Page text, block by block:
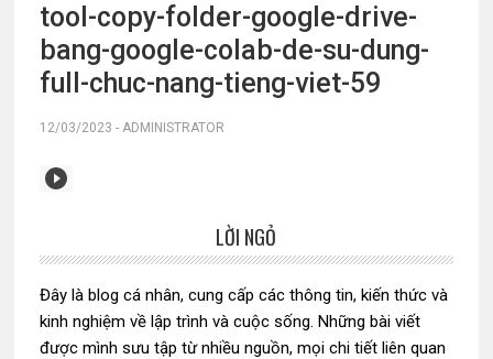
tool-copy-folder-google-drive-
bang-google-colab-de-su-dung-
full-chuc-nang-tieng-viet-59
12/03/2023 - ADMINISTRATOR
chính
LỜI NGỎ
Đây là blog cá nhân, cung cấp các thông tin, kiến thức và
kinh nghiệm về lập trình và cuộc sống. Những bài viết
được mình sưu tập từ nhiều nguồn, mọi chi tiết liên quan